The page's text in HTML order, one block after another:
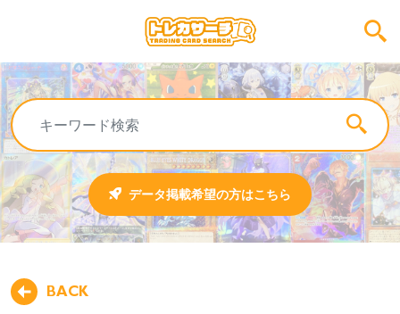
データ掲載希望の方はこちら
BACK